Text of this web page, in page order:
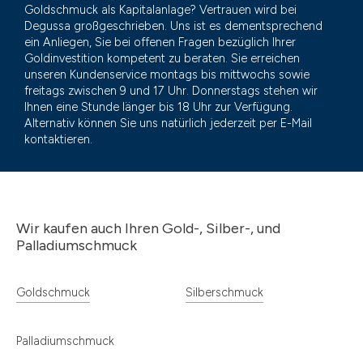
Goldschmuck als Kapitalanlage? Vertrauen wird bei
Degussa großgeschrieben. Uns ist es dementsprechend
ein Anliegen, Sie bei offenen Fragen bezüglich Ihrer
Goldinvestition kompetent zu beraten. Sie erreichen
unseren Kundenservice montags bis mittwochs sowie
freitags zwischen 9 und 17 Uhr. Donnerstags stehen wir
Ihnen eine Stunde länger bis 18 Uhr zur Verfügung.
Alternativ können Sie uns natürlich jederzeit per E-Mail
kontaktieren.
Wir kaufen auch Ihren Gold-, Silber-, und
Palladiumschmuck
Goldschmuck Silberschmuck
Palladiumschmuck